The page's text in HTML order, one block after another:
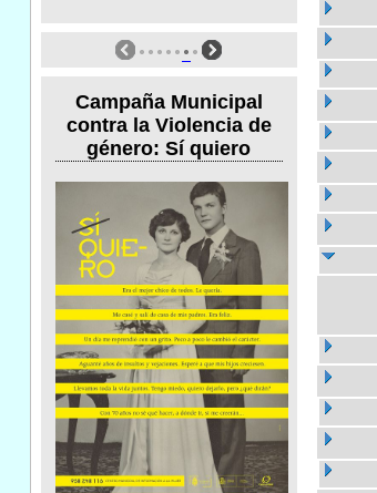
Campaña Municipal
contra la Violencia de
género: Sí quiero